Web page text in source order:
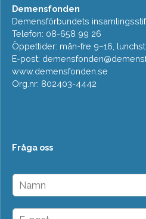
Demensfonden
Demensförbundets
Telefon: 08-658 99 26
Öppettider: mån-fre 9–16,
E-post:
www.demensfonden.se
Org.nr: 802403-4442
Fråga oss
N
m
n
E